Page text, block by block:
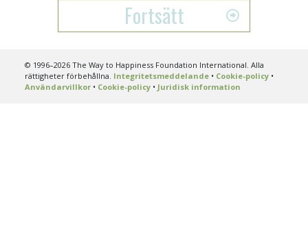
Fortsätt
© 1996–2026 The Way to Happiness Foundation International. Alla
rättigheter förbehållna. Integritetsmeddelande• Cookie-policy•
Användarvillkor• Cookie-policy• Juridisk information